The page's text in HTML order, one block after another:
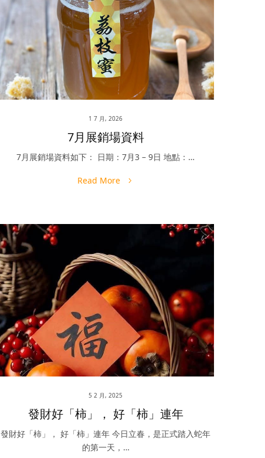
1 7 月, 2026
7月展銷場資料
7月展銷場資料如下： 日期：7月3 – 9日 地點：…
Read More
5 2 月, 2025
發財好「柿」， 好「柿」連年
發財好「柿」， 好「柿」連年 今日立春，是正式踏入蛇年
的第一天，…